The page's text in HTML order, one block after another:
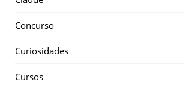
Concurso
Curiosidades
Cursos